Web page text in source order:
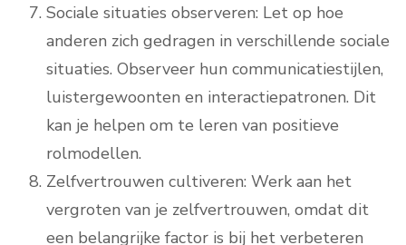
Sociale situaties observeren: Let op hoe
anderen zich gedragen in verschillende sociale
situaties. Observeer hun communicatiestijlen,
luistergewoonten en interactiepatronen. Dit
kan je helpen om te leren van positieve
rolmodellen.
Zelfvertrouwen cultiveren: Werk aan het
vergroten van je zelfvertrouwen, omdat dit
een belangrijke factor is bij het verbeteren